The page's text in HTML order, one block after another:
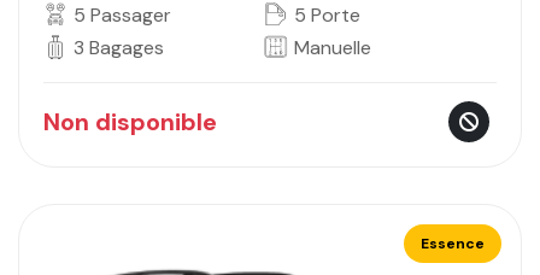
5 Passager
5 Porte
3 Bagages
Manuelle
Non disponible
Essence